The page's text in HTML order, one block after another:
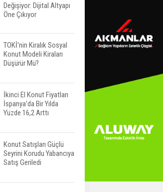
Değişiyor: Dijital Altyapı
Öne Çıkıyor
TOKİ'nin Kiralık Sosyal
Konut Modeli Kiraları
Düşürür Mü?
İkinci El Konut Fiyatları
İspanya'da Bir Yılda
Yüzde 16,2 Arttı
Konut Satışları Güçlü
Seyrini Korudu Yabancıya
Satış Geriledi